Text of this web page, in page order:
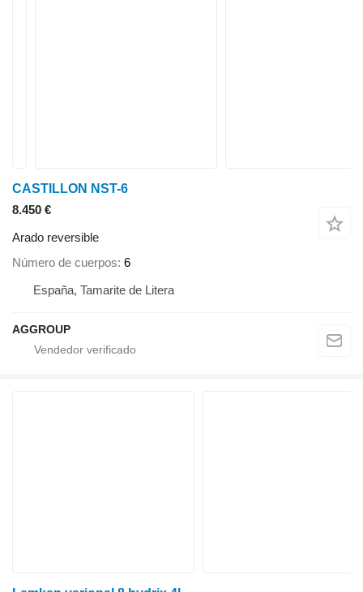
CASTILLON NST-6
8.450 €
Arado reversible
Número de cuerpos 6
España, Tamarite de Litera
AGGROUP